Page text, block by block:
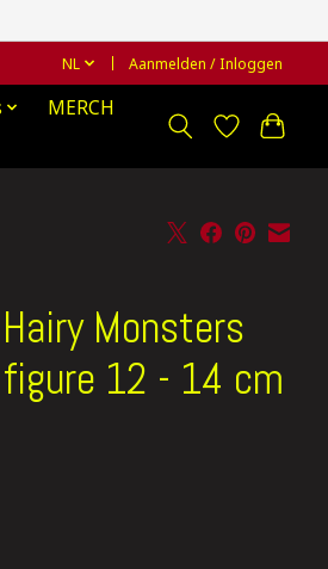
NL Aanmelden / Inloggen
MERCH
Monsters
12 - 14 cm
is